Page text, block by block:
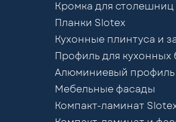
Кромка для столешниц
Планки Slotex
Кухонные плинтуса и
Профиль для кухонных
Алюминиевый профиль
Мебельные фасады
Компакт-ламинат